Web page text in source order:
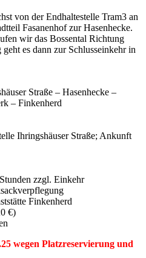
von der Endhaltestelle Tram3 an
Fasanenhof zur Hasenhecke.
wir das Bossental Richtung
es dann zur Schlusseinkehr in
Straße – Hasenhecke –
– Finkenherd
Ihringshäuser Straße; Ankunft
zzgl. Einkehr
Finkenherd
€)
wegen Platzreservierung und